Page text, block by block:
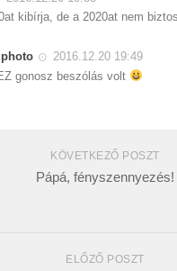
kibírja, de a 2020at nem
2016.12.20 19:49
gonosz beszólás volt
KÖVETKEZŐ POSZT
Pápá, fényszennyezés!
ELŐZŐ POSZT